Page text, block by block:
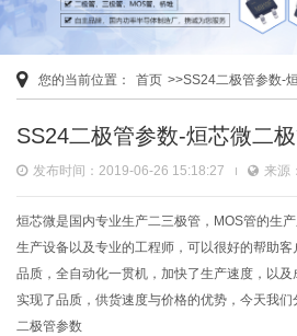
您的当前位置： 首页 >>SS24二极管参数-
SS24二极管参数-烜芯微二
发布时间：2019-06-26 15:18:27 来源：
烜芯微是国内专业生产二三极管，MOS管的生
生产设备以及专业的工程师，可以很好的帮助客
品质，全自动化一贯机，加快了生产速度，以及
实现了品质，供货速度与价格的优势，今天我们
二极管参数